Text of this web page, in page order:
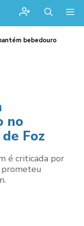
bebedouro
no
Foz
é criticada por
prometeu